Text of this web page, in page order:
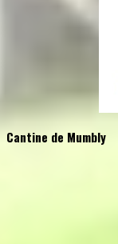
Cantine de Mumbly